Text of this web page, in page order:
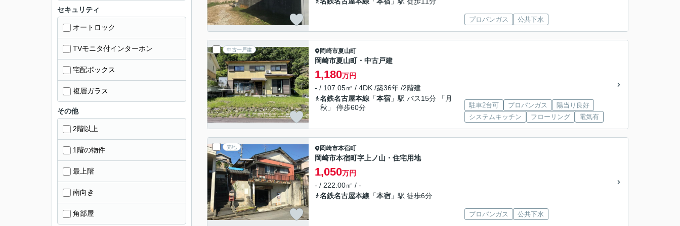
プロパンガス 公共下水
中古一戸建 岡崎市夏山町
岡崎市夏山町・中古戸建
1,180万円
- / 107.05㎡ / 4DK /築36年 /2階建
名鉄名古屋本線 「本宿 」駅 バス15分 「月
秋」 停歩60分
駐車2台可 プロパンガス
陽当り良好
システムキッチン
フローリング 電気有
売地 岡崎市本宿町
岡崎市本宿町字上ノ山・住宅用地
1,050万円
- / 222.00㎡ / -
名鉄名古屋本線 「本宿 」駅 徒歩6分
プロパンガス 公共下水
セキュリティ
オートロック
TVモニタ付インターホン
宅配ボックス
複層ガラス
その他
2階以上
1階の物件
最上階
南向き
角部屋